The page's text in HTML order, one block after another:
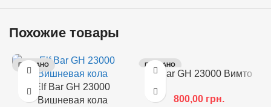
Похожие товары
ПРОДАНО
Elf Bar GH 23000
Вишневая кола
ПРОДАНО
Elf Bar GH 23000 Вимто
800,00 грн.